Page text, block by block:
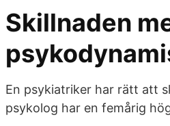
Skillnaden
En psykiatriker har rätt att
psykolog har en femårig